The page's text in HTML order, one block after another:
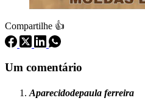
Compartilhe 👍
Um comentário
Aparecidodepaula ferreira